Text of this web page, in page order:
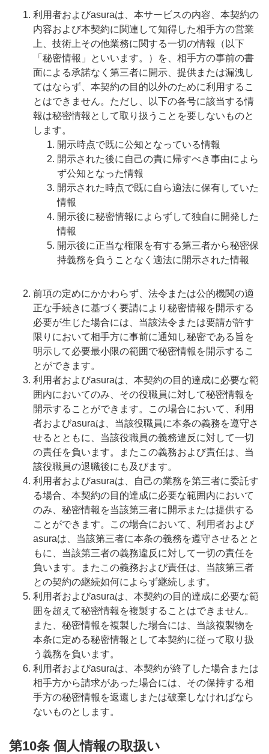
利用者およびasuraは、本サービスの内容、本契約の
内容および本契約に関連して知得した相手方の営業
上、技術上その他業務に関する一切の情報（以下
「秘密情報」といいます。）を、相手方の事前の書
面による承諾なく第三者に開示、提供または漏洩し
てはならず、本契約の目的以外のために利用するこ
とはできません。ただし、以下の各号に該当する情
報は秘密情報として取り扱うことを要しないものと
します。
開示時点で既に公知となっている情報
開示された後に自己の責に帰すべき事由によら
ず公知となった情報
開示された時点で既に自ら適法に保有していた
情報
開示後に秘密情報によらずして独自に開発した
情報
開示後に正当な権限を有する第三者から秘密保
持義務を負うことなく適法に開示された情報
前項の定めにかかわらず、法令または公的機関の適
正な手続きに基づく要請により秘密情報を開示する
必要が生じた場合には、当該法令または要請が許す
限りにおいて相手方に事前に通知し秘密である旨を
明示して必要最小限の範囲で秘密情報を開示するこ
とができます。
利用者およびasuraは、本契約の目的達成に必要な範
囲内においてのみ、その役職員に対して秘密情報を
開示することができます。この場合において、利用
者およびasuraは、当該役職員に本条の義務を遵守さ
せるとともに、当該役職員の義務違反に対して一切
の責任を負います。またこの義務および責任は、当
該役職員の退職後にも及びます。
利用者およびasuraは、自己の業務を第三者に委託す
る場合、本契約の目的達成に必要な範囲内において
のみ、秘密情報を当該第三者に開示または提供する
ことができます。この場合において、利用者および
asuraは、当該第三者に本条の義務を遵守させるとと
もに、当該第三者の義務違反に対して一切の責任を
負います。またこの義務および責任は、当該第三者
との契約の継続如何によらず継続します。
利用者およびasuraは、本契約の目的達成に必要な範
囲を超えて秘密情報を複製することはできません。
また、秘密情報を複製した場合には、当該複製物を
本条に定める秘密情報として本契約に従って取り扱
う義務を負います。
利用者およびasuraは、本契約が終了した場合または
相手方から請求があった場合には、その保持する相
手方の秘密情報を返還しまたは破棄しなければなら
ないものとします。
第10条 個人情報の取扱い